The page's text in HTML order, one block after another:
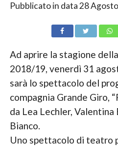
Pubblicato in data28
Ad aprire la stagione
2018/19, venerdì 31
sarà lo spettacolo del
compagnia Grande Giro,
da Lea Lechler, Valentina
Bianco.
Uno spettacolo di teatro